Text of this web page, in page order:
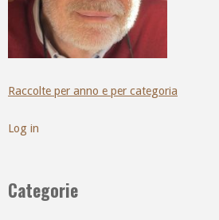
Raccolte per anno e per categoria
Log in
Categorie